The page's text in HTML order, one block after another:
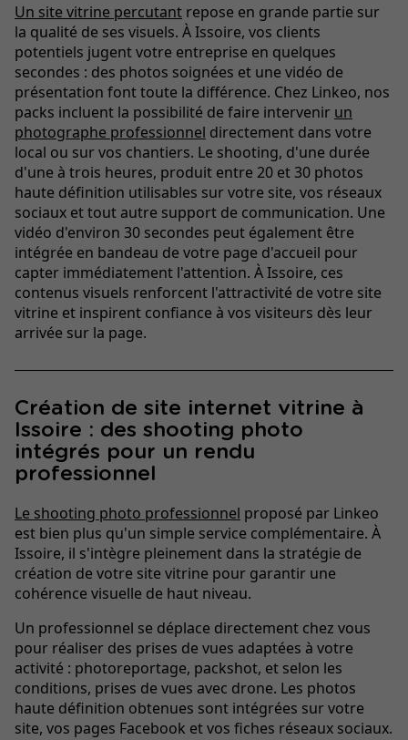
Un site vitrine percutant repose en grande partie sur
la qualité de ses visuels. À Issoire, vos clients
potentiels jugent votre entreprise en quelques
secondes : des photos soignées et une vidéo de
présentation font toute la différence. Chez Linkeo, nos
packs incluent la possibilité de faire intervenir un
photographe professionnel directement dans votre
local ou sur vos chantiers. Le shooting, d'une durée
d'une à trois heures, produit entre 20 et 30 photos
haute définition utilisables sur votre site, vos réseaux
sociaux et tout autre support de communication. Une
vidéo d'environ 30 secondes peut également être
intégrée en bandeau de votre page d'accueil pour
capter immédiatement l'attention. À Issoire, ces
contenus visuels renforcent l'attractivité de votre site
vitrine et inspirent confiance à vos visiteurs dès leur
arrivée sur la page.
Création de site internet vitrine à
Issoire : des shooting photo
intégrés pour un rendu
professionnel
Le shooting photo professionnel proposé par Linkeo
est bien plus qu'un simple service complémentaire. À
Issoire, il s'intègre pleinement dans la stratégie de
création de votre site vitrine pour garantir une
cohérence visuelle de haut niveau.
Un professionnel se déplace directement chez vous
pour réaliser des prises de vues adaptées à votre
activité : photoreportage, packshot, et selon les
conditions, prises de vues avec drone. Les photos
haute définition obtenues sont intégrées sur votre
site, vos pages Facebook et vos fiches réseaux sociaux.